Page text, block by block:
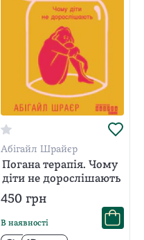
Абігайл Шрайєр
Погана терапія. Чому
діти не дорослішають
450 грн
В наявності